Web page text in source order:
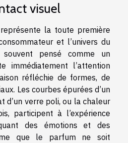
visuel
la toute première
et l’univers du
pensé comme un
immédiatement l’attention
réfléchie de formes, de
Les courbes épurées d’un
d’un verre poli, ou la chaleur
participent à l’expérience
des émotions et des
que le parfum ne soit